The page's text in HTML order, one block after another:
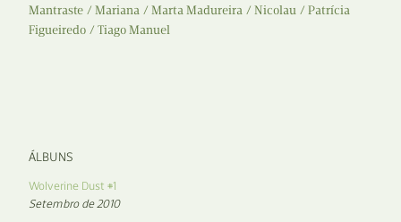
Mantraste
Mariana Marta Madureira Nicolau
Patrícia
Figueiredo
Tiago Manuel
ÁLBUNS
Wolverine Dust #1
Setembro de 2010